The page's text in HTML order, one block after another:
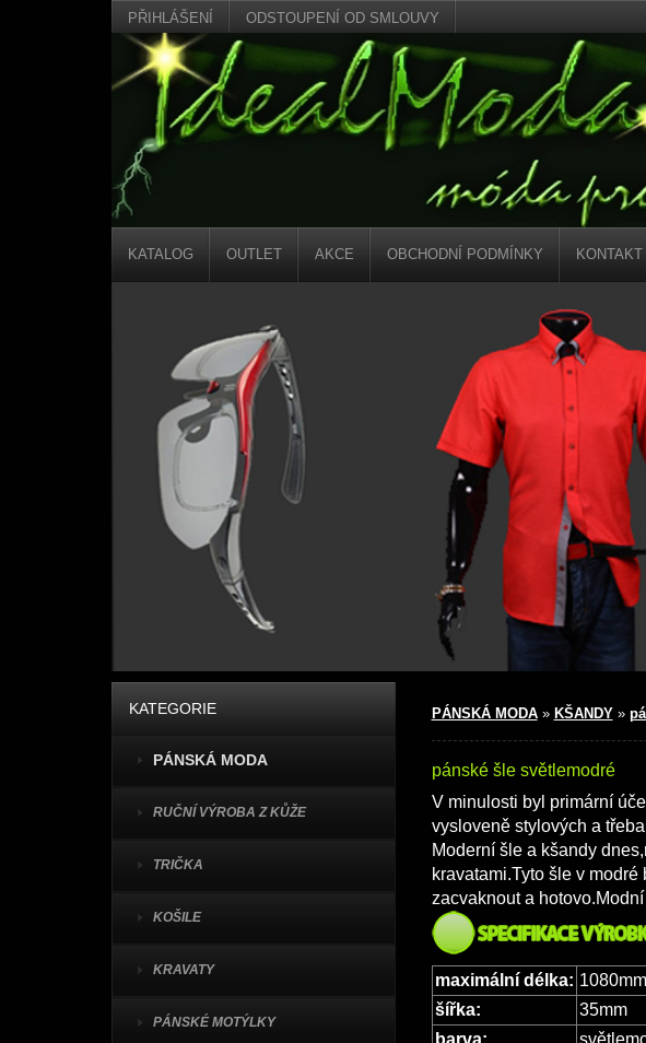
PŘIHLÁŠENÍ ODSTOUPENÍ OD SMLOUVY
KATALOG OUTLET AKCE OBCHODNÍ PODMÍNKY KONTAKT
KATEGORIE
PÁNSKÁ MODA
RUČNÍ VÝROBA Z KŮŽE
TRIČKA
KOŠILE
KRAVATY
PÁNSKÉ MOTÝLKY
PÁNSKÁ MODA» KŠANDY»
pánské šle světlemodré
V minulosti byl primární
vysloveně stylových a
Moderní šle a kšandy
kravatami.Tyto šle v
zacvaknout a
maximální délka: 1080mm
šířka:
35mm